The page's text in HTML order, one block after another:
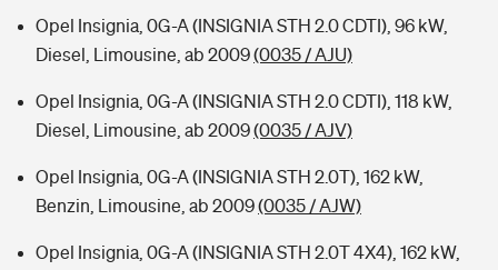
Opel Insignia, 0G-A (INSIGNIA STH 2.0 CDTI), 96 kW,
Diesel, Limousine, ab 2009(0035 / AJU)
Opel Insignia, 0G-A (INSIGNIA STH 2.0 CDTI), 118 kW,
Diesel, Limousine, ab 2009(0035 / AJV)
Opel Insignia, 0G-A (INSIGNIA STH 2.0T), 162 kW,
Benzin, Limousine, ab 2009(0035 / AJW)
Opel Insignia, 0G-A (INSIGNIA STH 2.0T 4X4), 162 kW,